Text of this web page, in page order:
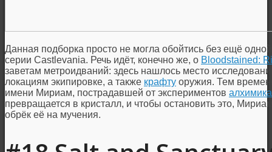
Данная подборка просто не могла обойтись без ещё
серии Castlevania. Речь идёт, конечно же, о Bloodstained:
заветам метроидваний: здесь нашлось место
локациям экипировке, а также крафту оружия. Тем
имени Мириам, пострадавшей от экспериментов алхимика
превращается в кристалл, и чтобы остановить это,
обрёк её на мучения.